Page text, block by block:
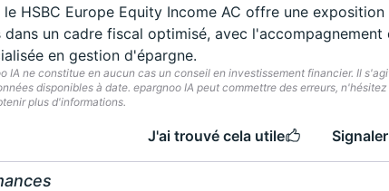
HSBC Europe Equity Income AC offre une
un cadre fiscal optimisé, avec l'accompagnement
en gestion d'épargne.
IA ne constitue en aucun cas un conseil en investissement financier. Il
disponibles à date. epargnoo IA peut commettre des erreurs,
plus d'informations.
J'ai trouvé cela utile